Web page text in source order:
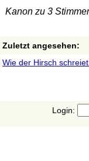
Kanon zu 3
Zuletzt angesehen:
Wie der Hirsch
Login: